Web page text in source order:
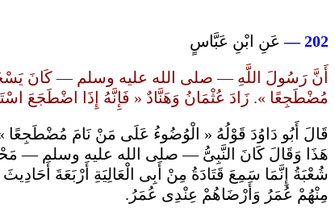
202 — عَنِ ابْنِ عَبَّاسٍ
أَنَّ رَسُولَ اللَّهِ — صلى الله عليه وسلم — كَانَ
مُضْطَجِعًا ». زَادَ عُثْمَانُ وَهَنَّادٌ « فَإِنَّهُ إِذَا اضْطَجَعَ
قَالَ أَبُو دَاوُدَ قَوْلُهُ « الْوُضُوءُ عَلَى مَنْ نَامَ مُضْطَجِعًا
هَذَا وَقَالَ كَانَ النَّبِىُّ — صلى الله عليه وسلم —
شُعْبَةُ إِنَّمَا سَمِعَ قَتَادَةُ مِنْ أَبِى الْعَالِيَةِ أَرْبَعَةَ
مِنْهُمْ عُمَرُ وَأَرْضَاهُمْ عِنْدِى عُمَرُ.